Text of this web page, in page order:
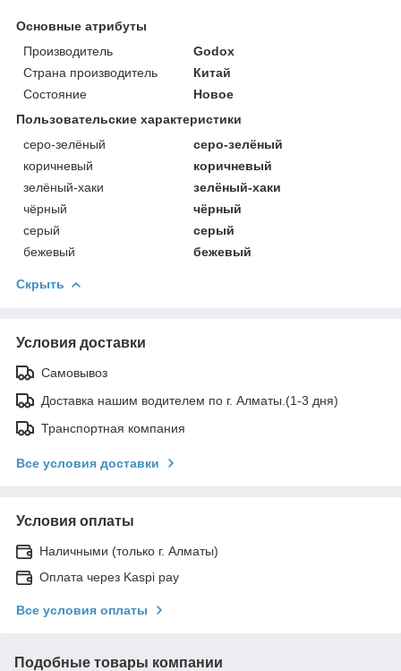
Основные атрибуты
Производитель
Godox
Страна производитель
Китай
Состояние
Новое
Пользовательские характеристики
серо-зелёный
серо-зелёный
коричневый
коричневый
зелёный-хаки
зелёный-хаки
чёрный
чёрный
серый
серый
бежевый
бежевый
Скрыть
Условия доставки
Самовывоз
Доставка нашим водителем по г. Алматы.(1-3 дня)
Транспортная компания
Все условия доставки
Условия оплаты
Наличными (только г. Алматы)
Оплата через Kaspi pay
Все условия оплаты
Подобные товары компании